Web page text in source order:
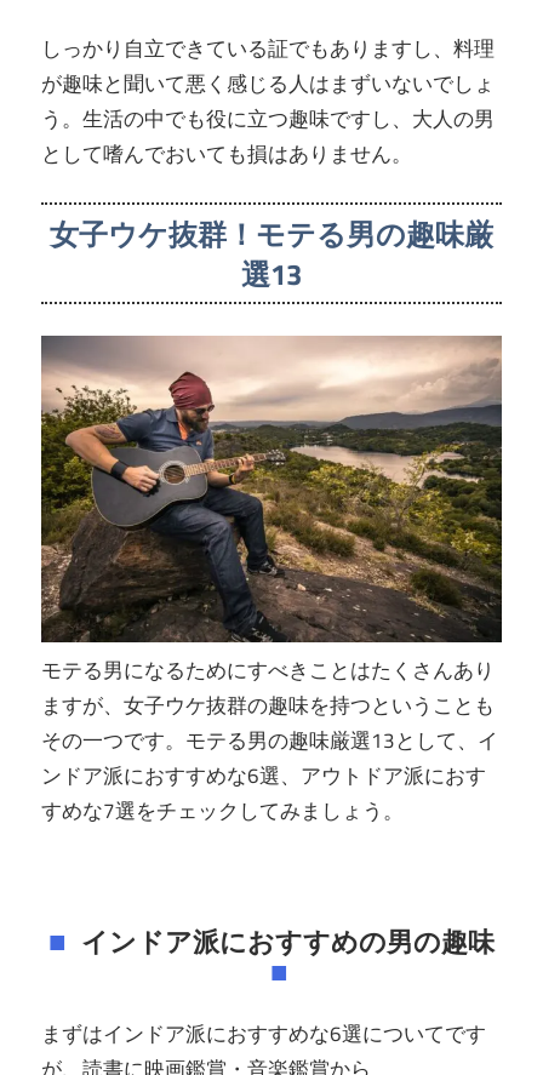
しっかり自立できている証でもありますし、料理
が趣味と聞いて悪く感じる人はまずいないでしょ
う。生活の中でも役に立つ趣味ですし、大人の男
として嗜んでおいても損はありません。
女子ウケ抜群！モテる男の趣味厳
選13
モテる男になるためにすべきことはたくさんあり
ますが、女子ウケ抜群の趣味を持つということも
その一つです。モテる男の趣味厳選13として、イ
ンドア派におすすめな6選、アウトドア派におす
すめな7選をチェックしてみましょう。
インドア派におすすめの男の趣味
まずはインドア派におすすめな6選についてです